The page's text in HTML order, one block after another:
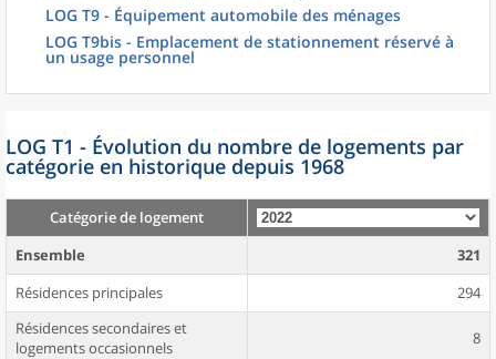
LOG T9 - Équipement automobile des ménages
LOG T9bis - Emplacement de stationnement réservé à
un usage personnel
LOG T1 - Évolution du nombre de logements par
catégorie en historique depuis 1968
Catégorie de logement
Ensemble
321
Résidences principales
294
Résidences secondaires et
logements occasionnels
8